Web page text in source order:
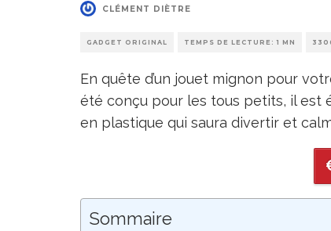
CLÉMENT DIÈTRE
GADGET ORIGINAL TEMPS DE LECTURE: 1 MN
En quête d’un jouet mignon pour
été conçu pour les tous petits, il est
en plastique qui saura divertir et
Sommaire